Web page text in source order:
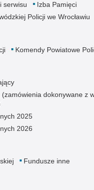
serwisu
Izba Pamięci
Policji we Wrocławiu
Komendy Powiatowe
dokonywane z
2025
2026
Fundusze inne